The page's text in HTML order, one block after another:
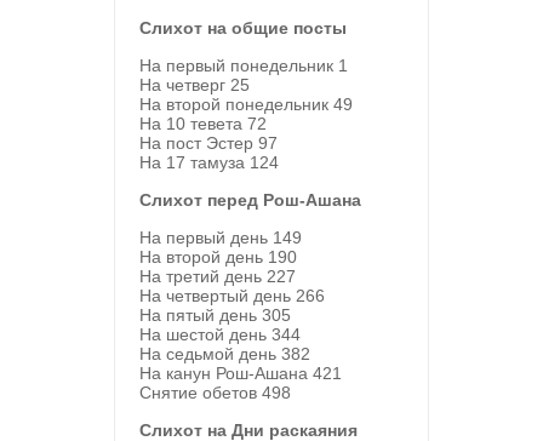
Слихот на общие посты
На первый понедельник 1
На четверг 25
На второй понедельник 49
На 10 тевета 72
На пост Эстер 97
На 17 тамуза 124
Слихот перед Рош-Ашана
На первый день 149
На второй день 190
На третий день 227
На четвертый день 266
На пятый день 305
На шестой день 344
На седьмой день 382
На канун Рош-Ашана 421
Снятие обетов 498
Слихот на Дни раскаяния